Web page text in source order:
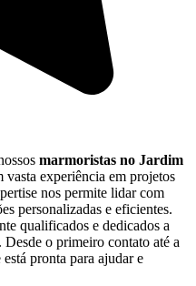
marmoristas no Jardim
vasta experiência em projetos
nos permite lidar com
personalizadas e eficientes.
qualificados e dedicados a
o primeiro contato até a
pronta para ajudar e